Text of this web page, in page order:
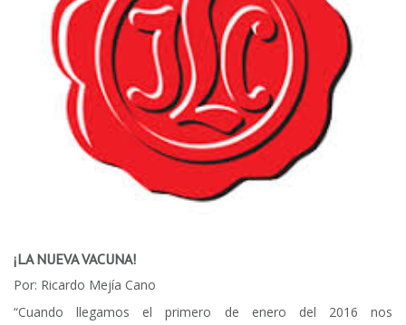
¡LA NUEVA VACUNA!
Por: Ricardo Mejía Cano
“Cuando llegamos el primero de enero del 2016 nos